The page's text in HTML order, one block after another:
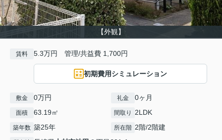
【外観】
賃料 5.3万円 管理/共益費 1,700円
初期費用シミュレーション
敷金 0万円 礼金 0ヶ月
面積 63.19㎡ 間取り 2LDK
築年数 築25年 所在階 2階/2階建